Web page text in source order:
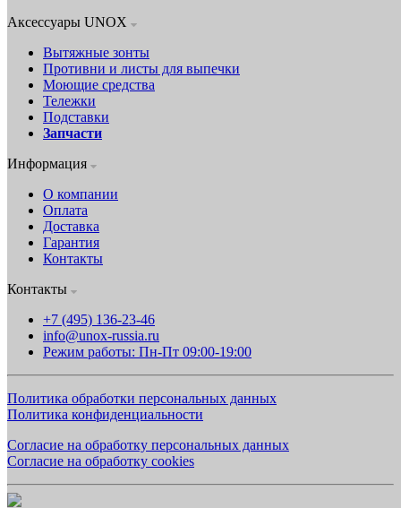
Аксессуары UNOX
Вытяжные зонты
Противни и листы для выпечки
Моющие средства
Тележки
Подставки
Запчасти
Информация
О компании
Оплата
Доставка
Гарантия
Контакты
Контакты
+7 (495) 136-23-46
info@unox-russia.ru
Режим работы: Пн-Пт 09:00-19:00
Политика обработки персональных данных
Политика конфиденциальности
Согласие на обработку персональных данных
Согласие на обработку cookies